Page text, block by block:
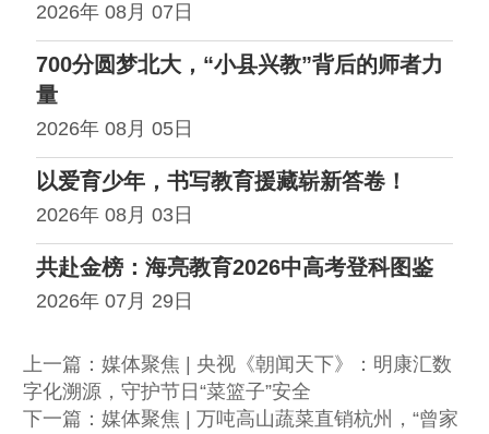
2026年 08月 07日
700分圆梦北大，“小县兴教”背后的师者力
量
2026年 08月 05日
以爱育少年，书写教育援藏崭新答卷！
2026年 08月 03日
共赴金榜：海亮教育2026中高考登科图鉴
2026年 07月 29日
上一篇：媒体聚焦 | 央视《朝闻天下》：明康汇数
字化溯源，守护节日“菜篮子”安全
下一篇：媒体聚焦 | 万吨高山蔬菜直销杭州，“曾家